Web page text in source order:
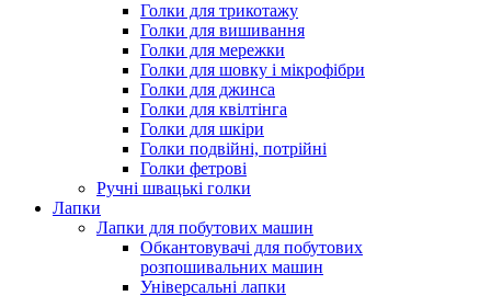
Голки для трикотажу
Голки для вишивання
Голки для мережки
Голки для шовку і мікрофібри
Голки для джинса
Голки для квілтінга
Голки для шкіри
Голки подвійні, потрійні
Голки фетрові
Ручні швацькі голки
Лапки
Лапки для побутових машин
Обкантовувачі для побутових
розпошивальних машин
Універсальні лапки